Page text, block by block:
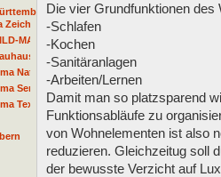
MATERIAL-OBJEKT
Natur und Zeit
Serie
Textil
Die vier Grundfunktionen des
-Schlafen
-Kochen
-Sanitäranlagen
-Arbeiten/Lernen
Damit man so platzsparend
Funktionsabläufe zu
von Wohnelementen ist also
reduzieren. Gleichzeitug soll
der bewusste Verzicht auf